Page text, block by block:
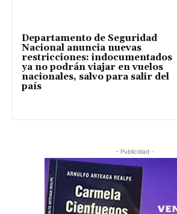
Departamento de Seguridad
Nacional anuncia nuevas
restricciones: indocumentados
ya no podrán viajar en vuelos
nacionales, salvo para salir del
país
- Publicidad -